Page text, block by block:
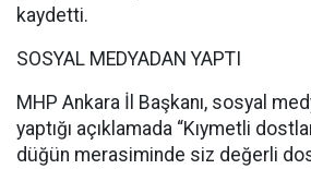
kaydetti.
SOSYAL MEDYADAN YAPTI
MHP Ankara İl Başkanı, sosyal
yaptığı açıklamada “Kıymetli
düğün merasiminde siz değerli